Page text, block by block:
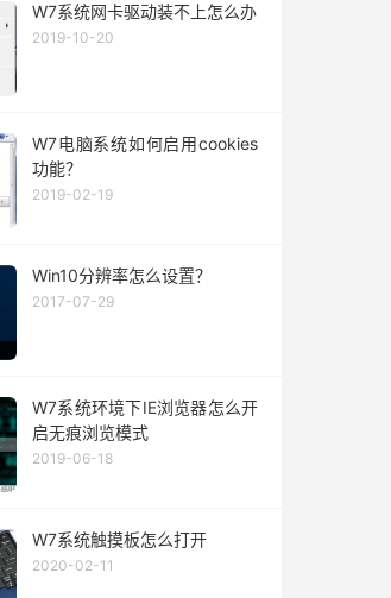
W7系统网卡驱动装不上怎么办
2019-10-20
W7电脑系统如何启用cookies
功能？
2019-02-19
Win10分辨率怎么设置？
2017-07-29
W7系统环境下IE浏览器怎么开
启无痕浏览模式
2019-06-18
W7系统触摸板怎么打开
2020-02-11